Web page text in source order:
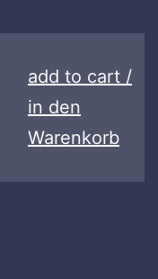
add to cart /
in den
Warenkorb